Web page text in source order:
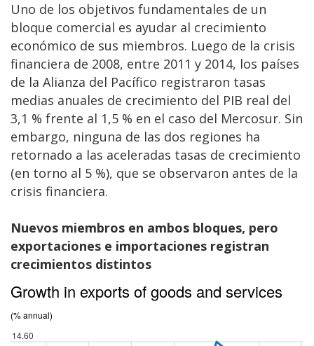
Uno de los objetivos fundamentales de un
bloque comercial es ayudar al crecimiento
económico de sus miembros. Luego de la crisis
financiera de 2008, entre 2011 y 2014, los países
de la Alianza del Pacífico registraron tasas
medias anuales de crecimiento del PIB real del
3,1 % frente al 1,5 % en el caso del Mercosur. Sin
embargo, ninguna de las dos regiones ha
retornado a las aceleradas tasas de crecimiento
(en torno al 5 %), que se observaron antes de la
crisis financiera.
Nuevos miembros en ambos bloques, pero
exportaciones e importaciones registran
crecimientos distintos